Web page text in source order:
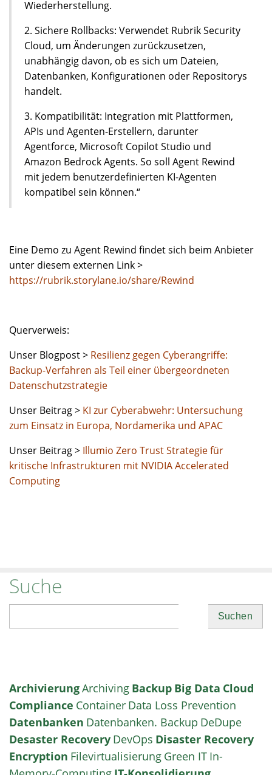
Wiederherstellung.
2. Sichere Rollbacks: Verwendet Rubrik Security
Cloud, um Änderungen zurückzusetzen,
unabhängig davon, ob es sich um Dateien,
Datenbanken, Konfigurationen oder Repositorys
handelt.
3. Kompatibilität: Integration mit Plattformen,
APIs und Agenten-Erstellern, darunter
Agentforce, Microsoft Copilot Studio und
Amazon Bedrock Agents. So soll Agent Rewind
mit jedem benutzerdefinierten KI-Agenten
kompatibel sein können.“
Eine Demo zu Agent Rewind findet sich beim Anbieter
unter diesem externen Link >
https://rubrik.storylane.io/share/Rewind
Querverweis:
Unser Blogpost > Resilienz gegen Cyberangriffe:
Backup-Verfahren als Teil einer übergeordneten
Datenschutzstrategie
Unser Beitrag > KI zur Cyberabwehr: Untersuchung
zum Einsatz in Europa, Nordamerika und APAC
Unser Beitrag > Illumio Zero Trust Strategie für
kritische Infrastrukturen mit NVIDIA Accelerated
Computing
Suche
ArchivierungArchiving Backup Big Data Cloud
Compliance Container Data Loss Prevention
Datenbanken Datenbanken. Backup DeDupe
Desaster Recovery DevOps Disaster Recovery
Encryption Filevirtualisierung Green IT In-